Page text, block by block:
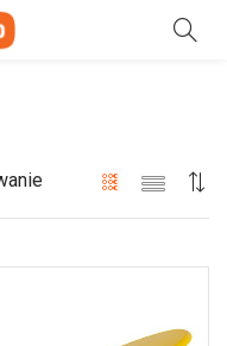
Szukaj